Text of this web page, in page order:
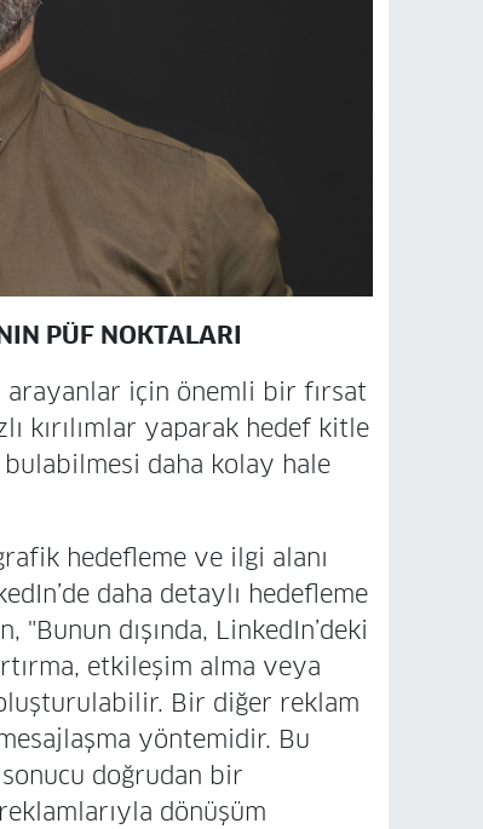
PÜF NOKTALARI
için önemli bir fırsat
kırılımlar yaparak hedef kitle
daha kolay hale
hedefleme ve ilgi alanı
daha detaylı hedefleme
dışında, LinkedIn’deki
etkileşim alma veya
Bir diğer reklam
yöntemidir. Bu
doğrudan bir
dönüşüm